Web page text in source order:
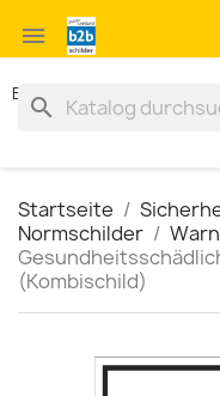

Exklusiv für
zzgl.
search
Startseite
Normschilder
(Kombischild)